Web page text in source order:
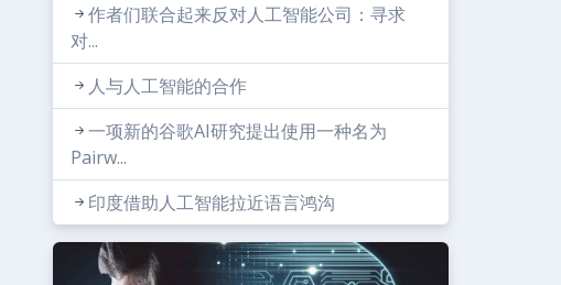
作者们联合起来反对人工智能公司：寻求
对...
人与人工智能的合作
一项新的谷歌AI研究提出使用一种名为
Pairw...
印度借助人工智能拉近语言鸿沟